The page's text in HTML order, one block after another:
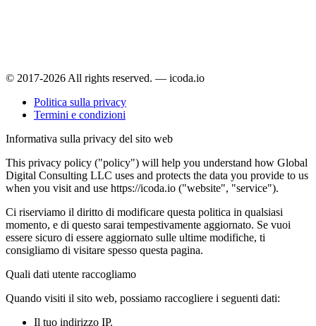
© 2017-2026 All rights reserved. — icoda.io
Politica sulla privacy
Termini e condizioni
Informativa sulla privacy del sito web
This privacy policy ("policy") will help you understand how Global
Digital Consulting LLC uses and protects the data you provide to us
when you visit and use https://icoda.io ("website", "service").
Ci riserviamo il diritto di modificare questa politica in qualsiasi
momento, e di questo sarai tempestivamente aggiornato. Se vuoi
essere sicuro di essere aggiornato sulle ultime modifiche, ti
consigliamo di visitare spesso questa pagina.
Quali dati utente raccogliamo
Quando visiti il sito web, possiamo raccogliere i seguenti dati:
Il tuo indirizzo IP.